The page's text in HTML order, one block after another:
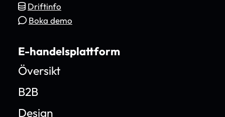
Driftinfo
Boka demo
E-handelsplattform
Översikt
B2B
Design